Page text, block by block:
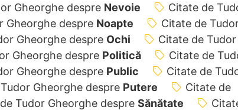
Gheorghe despre Nevoie
Citate de
Gheorghe despre Noapte
Citate de
Gheorghe despre Ochi
Citate de Tudor
Gheorghe despre Politică
Citate de
Gheorghe despre Public
Citate de
Gheorghe despre Putere
Citate de
Tudor Gheorghe despre Sănătate